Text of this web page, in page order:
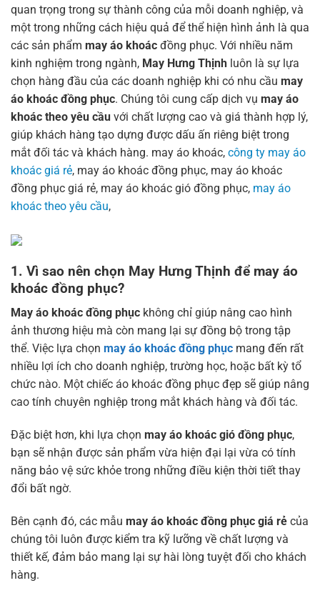
quan trọng trong sự thành công của mỗi doanh nghiệp, và
một trong những cách hiệu quả để thể hiện hình ảnh là qua
các sản phẩm may áo khoác đồng phục. Với nhiều năm
kinh nghiệm trong ngành, May Hưng Thịnh luôn là sự lựa
chọn hàng đầu của các doanh nghiệp khi có nhu cầu may
áo khoác đồng phục. Chúng tôi cung cấp dịch vụ may áo
khoác theo yêu cầu với chất lượng cao và giá thành hợp lý,
giúp khách hàng tạo dựng được dấu ấn riêng biệt trong
mắt đối tác và khách hàng. may áo khoác, công ty may áo
khoác giá rẻ, may áo khoác đồng phục, may áo khoác
đồng phục giá rẻ, may áo khoác gió đồng phục, may áo
khoác theo yêu cầu,
1. Vì sao nên chọn May Hưng Thịnh để may áo
khoác đồng phục?
May áo khoác đồng phục không chỉ giúp nâng cao hình
ảnh thương hiệu mà còn mang lại sự đồng bộ trong tập
thể. Việc lựa chọn may áo khoác đồng phục mang đến rất
nhiều lợi ích cho doanh nghiệp, trường học, hoặc bất kỳ tổ
chức nào. Một chiếc áo khoác đồng phục đẹp sẽ giúp nâng
cao tính chuyên nghiệp trong mắt khách hàng và đối tác.
Đặc biệt hơn, khi lựa chọn may áo khoác gió đồng phục,
bạn sẽ nhận được sản phẩm vừa hiện đại lại vừa có tính
năng bảo vệ sức khỏe trong những điều kiện thời tiết thay
đổi bất ngờ.
Bên cạnh đó, các mẫu may áo khoác đồng phục giá rẻ của
chúng tôi luôn được kiểm tra kỹ lưỡng về chất lượng và
thiết kế, đảm bảo mang lại sự hài lòng tuyệt đối cho khách
hàng.